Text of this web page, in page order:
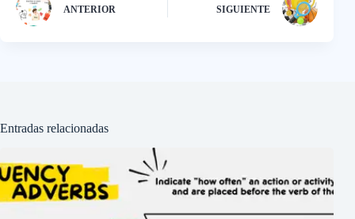
ANTERIOR SIGUIENTE
Entradas relacionadas